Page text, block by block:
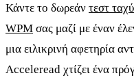
Κάντε το δωρεάν τεστ
WPM σας μαζί με έναν
μια ειλικρινή αφετηρία
Acceleread χτίζει ένα